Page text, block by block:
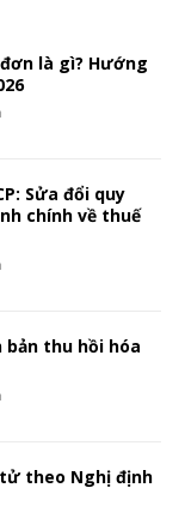
là gì? Hướng
Sửa đổi quy
chính về thuế
bản thu hồi hóa
theo Nghị định